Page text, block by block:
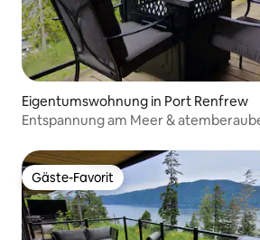
Eigentumswohnung in Port Renfrew
Entspannung am Meer &
Gäste-Favorit
Gäste-Favorit